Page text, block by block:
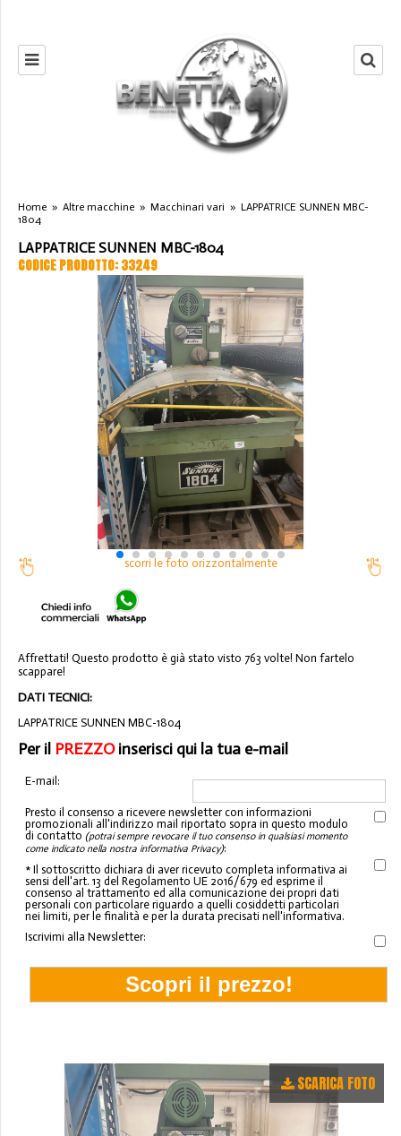
Home » Altre macchine » Macchinari vari » LAPPATRICE SUNNEN MBC-
1804
LAPPATRICE SUNNEN MBC-1804
CODICE PRODOTTO: 33249
scorri le foto orizzontalmente
Affrettati! Questo prodotto è già stato visto 763 volte! Non fartelo
scappare!
DATI TECNICI:
LAPPATRICE SUNNEN MBC-1804
Per il PREZZOinserisci qui la tua e-mail
E-mail:
Presto il consenso a ricevere newsletter con informazioni
promozionali all'indirizzo mail riportato sopra in questo modulo
di contatto (potrai sempre revocare il tuo consenso in qualsiasi momento
come indicato nella nostra informativa Privacy):
* Il sottoscritto dichiara di aver ricevuto completa informativa ai
sensi dell'art. 13 del Regolamento UE 2016/679 ed esprime il
consenso al trattamento ed alla comunicazione dei propri dati
personali con particolare riguardo a quelli cosiddetti particolari
nei limiti, per le finalità e per la durata precisati nell'informativa.
Iscrivimi alla Newsletter:
SCARICA FOTO